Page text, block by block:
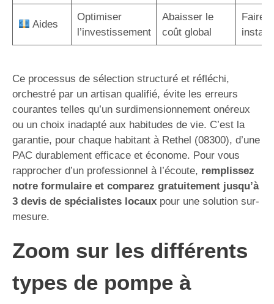
Aides
Optimiser
l’investissement
Abaisser le
coût global
Faire
Ce processus de sélection structuré et réfléchi,
orchestré par un artisan qualifié, évite les erreurs
courantes telles qu’un surdimensionnement onéreux
ou un choix inadapté aux habitudes de vie. C’est la
garantie, pour chaque habitant à Rethel (08300), d’une
PAC durablement efficace et économe. Pour vous
rapprocher d’un professionnel à l’écoute, remplissez
notre formulaire et comparez gratuitement jusqu’à
3 devis de spécialistes locaux pour une solution sur-
mesure.
Zoom sur les différents
types de pompe à